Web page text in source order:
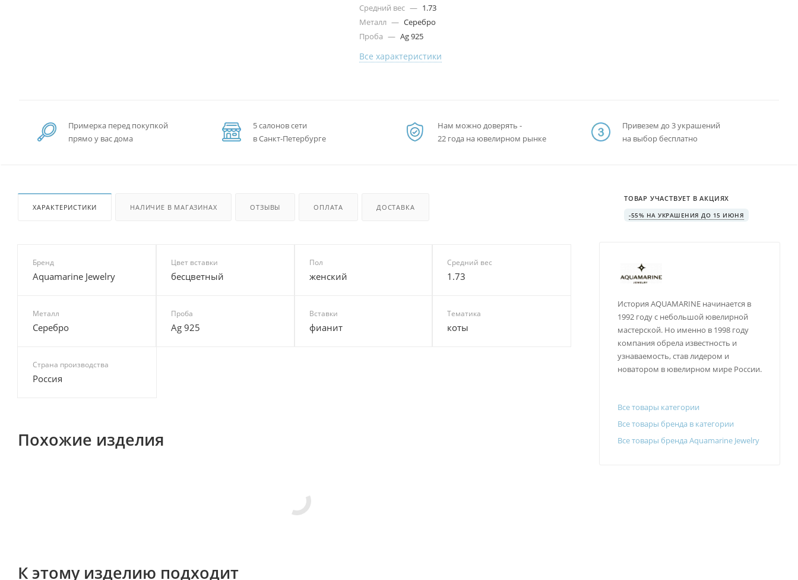
Средний вес — 1.73
Металл — Серебро
Проба — Ag 925
Все характеристики
Примерка перед покупкой
прямо у вас дома
5 салонов сети
в Санкт-Петербурге
Нам можно доверять -
22 года на ювелирном рынке
Привезем до 3 украшений
на выбор бесплатно
ХАРАКТЕРИСТИКИ НАЛИЧИЕ В МАГАЗИНАХ ОТЗЫВЫ ОПЛАТА ДОСТАВКА
Бренд
Aquamarine Jewelry
Цвет вставки
бесцветный
Пол
женский
Средний вес
1.73
Металл
Серебро
Проба
Ag 925
Вставки
фианит
Тематика
коты
Страна производства
Россия
Похожие изделия
К этому изделию подходит
ТОВАР УЧАСТВУЕТ В АКЦИЯХ
-55% НА УКРАШЕНИЯ ДО 15 ИЮНЯ
История AQUAMARINE начинается в
1992 году с небольшой ювелирной
мастерской. Но именно в 1998 году
компания обрела известность и
узнаваемость, став лидером и
новатором в ювелирном мире России.
Все товары категории
Все товары бренда в категории
Все товары бренда Aquamarine Jewelry